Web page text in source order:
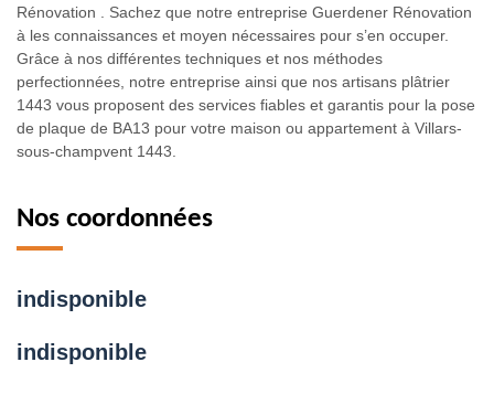
Rénovation . Sachez que notre entreprise Guerdener Rénovation
à les connaissances et moyen nécessaires pour s’en occuper.
Grâce à nos différentes techniques et nos méthodes
perfectionnées, notre entreprise ainsi que nos artisans plâtrier
1443 vous proposent des services fiables et garantis pour la pose
de plaque de BA13 pour votre maison ou appartement à Villars-
sous-champvent 1443.
Nos coordonnées
indisponible
indisponible